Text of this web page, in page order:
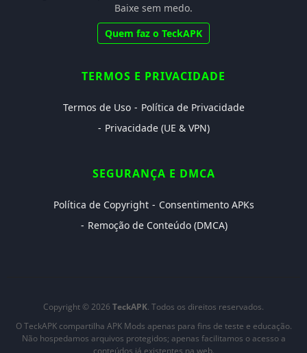
Baixe sem medo.
Quem faz o TeckAPK
TERMOS E PRIVACIDADE
Termos de Uso
Política de Privacidade
Privacidade (UE & VPN)
SEGURANÇA E DMCA
Política de Copyright
Consentimento APKs
Remoção de Conteúdo (DMCA)
Copyright © 2026 TeckAPK. Todos os direitos reservados.
O TeckAPK compartilha APK Mods apenas para fins de teste e educação.
Não hospedamos arquivos protegidos; apenas facilitamos o acesso a
conteúdos já existentes na web.